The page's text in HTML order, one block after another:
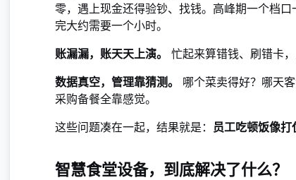
零，遇上现金还得验钞、找钱。高峰期一个档口
完大约需要一个小时。
账漏漏，账天天上演。
忙起来算错钱、刷错卡
数据真空，管理靠猜测。
哪个菜卖得好？哪天
采购备餐全靠感觉。
这些问题凑在一起，结果就是： 员工吃顿饭像打
智慧食堂设备，到底解决了什么？